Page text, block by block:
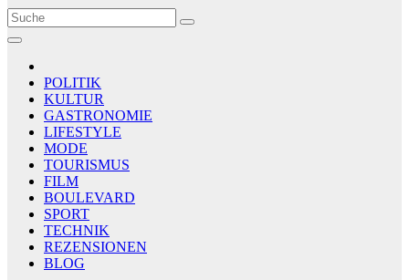
Le Matin
AGENCE DE PRESSE
POLITIK
KULTUR
GASTRONOMIE
LIFESTYLE
MODE
TOURISMUS
FILM
BOULEVARD
SPORT
TECHNIK
REZENSIONEN
BLOG